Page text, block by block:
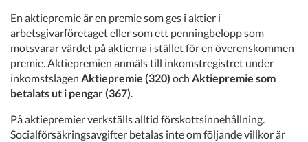
En aktiepremie är en premie som ges i aktier i
arbetsgivarföretaget eller som ett penningbelopp som
motsvarar värdet på aktierna i stället för en överenskommen
premie. Aktiepremien anmäls till inkomstregistret under
inkomstslagen Aktiepremie (320) och Aktiepremie som
betalats ut i pengar (367).
På aktiepremier verkställs alltid förskottsinnehållning.
Socialförsäkringsavgifter betalas inte om följande villkor är